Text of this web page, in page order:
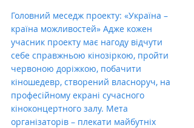
Головний меседж проекту: «Україна –
країна можливостей» Адже кожен
учасник проекту має нагоду відчути
себе справжньою кінозіркою, пройти
червоною доріжкою, побачити
кіношедевр, створений власноруч, на
професійному екрані сучасного
кіноконцертного залу. Мета
організаторів – плекати майбутніх